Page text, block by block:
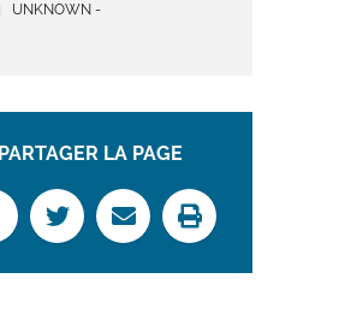
UNKNOWN -
PARTAGER LA PAGE